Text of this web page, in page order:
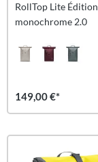
RollTop Lite Édition
monochrome 2.0
149,00 €*